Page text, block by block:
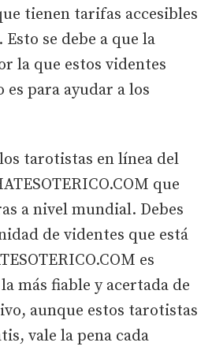
tienen tarifas accesibles
se debe a que la
la que estos videntes
para ayudar a los
tarotistas en línea del
que
a nivel mundial. Debes
de videntes que está
es
más fiable y acertada de
aunque estos tarotistas
vale la pena cada